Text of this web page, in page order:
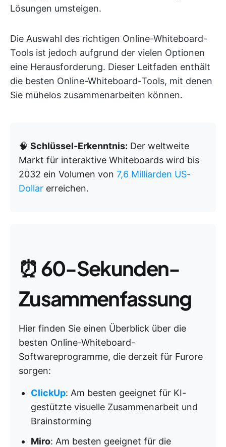
Lösungen umsteigen.
Die Auswahl des richtigen Online-Whiteboard-
Tools ist jedoch aufgrund der vielen Optionen
eine Herausforderung. Dieser Leitfaden enthält
die besten Online-Whiteboard-Tools, mit denen
Sie mühelos zusammenarbeiten können.
🧠 Schlüssel-Erkenntnis: Der weltweite
Markt für interaktive Whiteboards wird bis
2032 ein Volumen von 7,6 Milliarden US-
Dollar erreichen.
⏰60-Sekunden-
Zusammenfassung
Hier finden Sie einen Überblick über die
besten Online-Whiteboard-
Softwareprogramme, die derzeit für Furore
sorgen:
ClickUp: Am besten geeignet für KI-
gestützte visuelle Zusammenarbeit und
Brainstorming
Miro: Am besten geeignet für die